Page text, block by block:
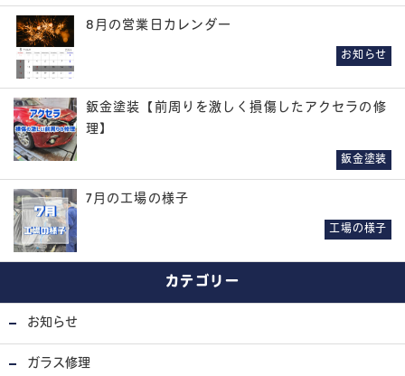
8月の営業日カレンダー
お知らせ
鈑金塗装【前周りを激しく損傷したアクセラの修
理】
鈑金塗装
7月の工場の様子
工場の様子
カテゴリー
お知らせ
ガラス修理